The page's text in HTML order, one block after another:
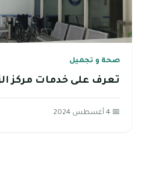
صحة و تجميل
تعرف على خدمات مركز
📅 4 أغسطس 2024